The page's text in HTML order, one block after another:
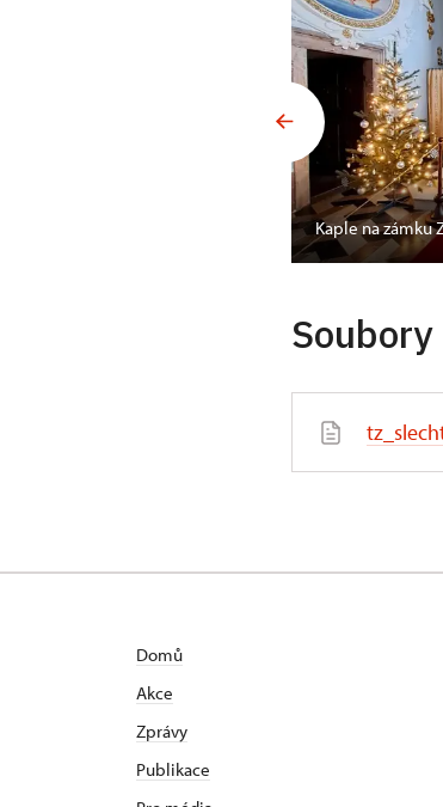
Kaple na zámku
Domů
Akce
Zprávy
Publikace